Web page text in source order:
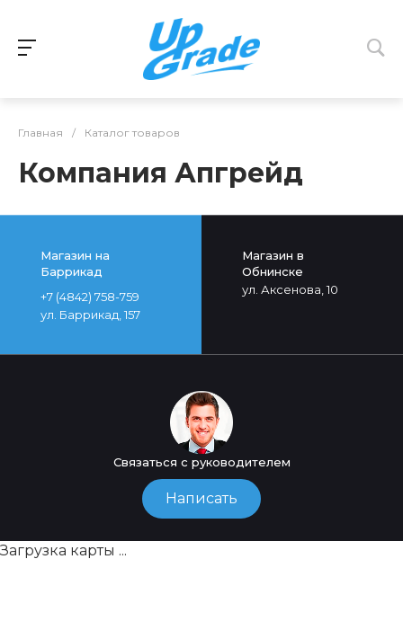
Главная / Каталог товаров
Компания Апгрейд
Магазин на
Баррикад
+7 (4842) 758-759
ул. Баррикад, 157
Магазин в
Обнинске
ул. Аксенова, 10
Связаться с руководителем
Написать
Загрузка карты ...